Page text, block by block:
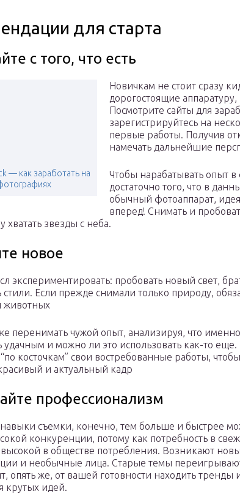
для старта
с того, что есть
— как заработать на
Новичкам не стоит сразу
дорогостоящие
Посмотрите сайты для
зарегистрируйтесь на
первые работы. Получив
намечать дальнейшие
Чтобы нарабатывать опыт в
достаточно того, что в
обычный фотоаппарат,
вперед! Снимать и
хватать звезды с неба.
новое
экспериментировать: пробовать новый свет,
Если прежде снимали только природу,
животных
перенимать чужой опыт, анализируя, что именно
удачным и можно ли это использовать как-то
косточкам” свои востребованные работы,
и актуальный кадр
профессионализм
съемки, конечно, тем больше и быстрее
конкуренции, потому как потребность в
высокой в обществе потребления. Возникают
и необычные лица. Старые темы
опять же, от вашей готовности находить тренды
крутых идей.